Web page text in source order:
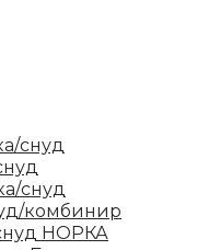
снуд
снуд
комбинир
НОРКА